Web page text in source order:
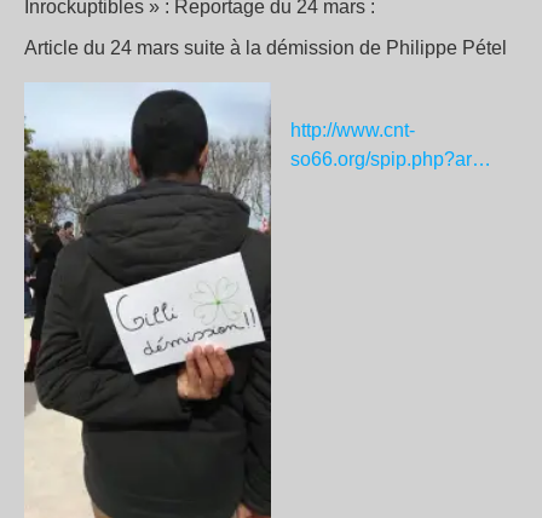
Inrockuptibles » : Reportage du 24 mars :
Article du 24 mars suite à la démission de Philippe Pétel
http://www.cnt-
so66.org/spip.php?ar…